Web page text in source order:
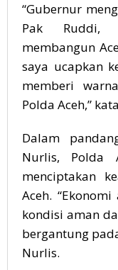
“Gubernur
Pak Ruddi,
membangun
saya ucapkan
memberi
Polda Aceh,”
Dalam
Nurlis, Polda
menciptakan
Aceh.
kondisi aman
bergantung
Nurlis.